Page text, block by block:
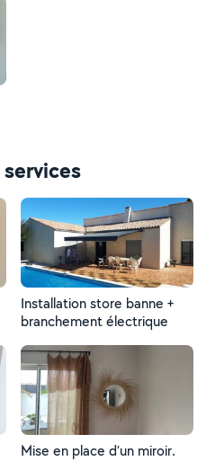
Installation store banne +
branchement électrique
Mise en place d’un miroir.